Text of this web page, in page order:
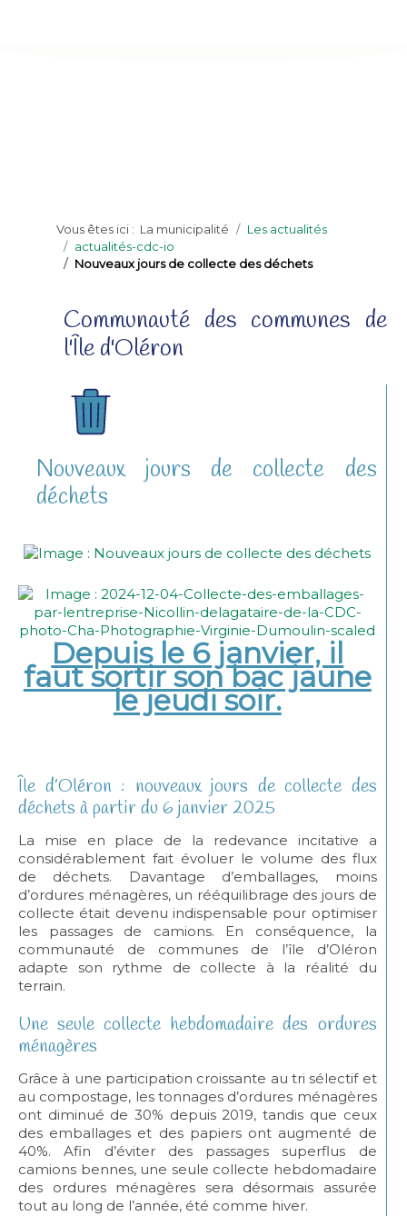
Vous êtes ici : La municipalité
Les actualités
actualités-cdc-io
Nouveaux jours de collecte des déchets
Communauté des communes de
l'Île d'Oléron
Nouveaux jours de collecte des
déchets
Depuis le 6 janvier, il
faut sortir son bac jaune
le jeudi soir.
Île d’Oléron : nouveaux jours de collecte des
déchets à partir du 6 janvier 2025
La mise en place de la redevance incitative a
considérablement fait évoluer le volume des flux
de déchets. Davantage d’emballages, moins
d’ordures ménagères, un rééquilibrage des jours de
collecte était devenu indispensable pour optimiser
les passages de camions. En conséquence, la
communauté de communes de l’île d’Oléron
adapte son rythme de collecte à la réalité du
terrain.
Une seule collecte hebdomadaire des ordures
ménagères
Grâce à une participation croissante au tri sélectif et
au compostage, les tonnages d’ordures ménagères
ont diminué de 30% depuis 2019, tandis que ceux
des emballages et des papiers ont augmenté de
40%. Afin d’éviter des passages superflus de
camions bennes, une seule collecte hebdomadaire
des ordures ménagères sera désormais assurée
tout au long de l’année, été comme hiver.